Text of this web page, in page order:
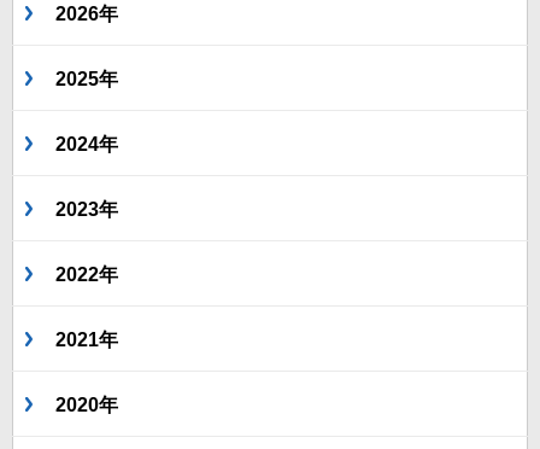
2026年
2025年
2024年
2023年
2022年
2021年
2020年